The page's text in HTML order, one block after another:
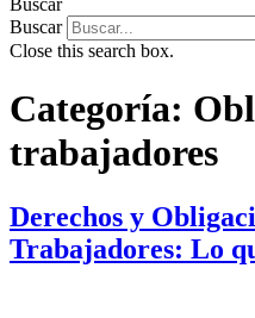
Buscar
Buscar
Close this search box.
Categoría:
trabajadores
Derechos y
Trabajadores: Lo